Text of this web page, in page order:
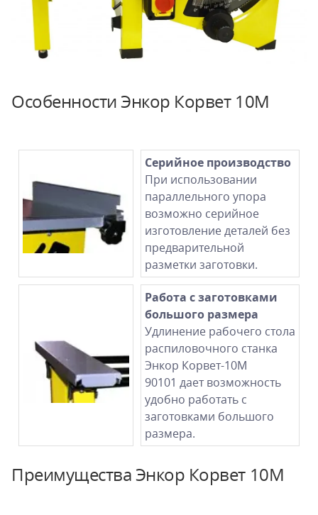
Особенности Энкор Корвет 10М
Серийное производство
При использовании
параллельного упора
возможно серийное
изготовление деталей без
предварительной
разметки заготовки.
Работа с заготовками
большого размера
Удлинение рабочего стола
распиловочного станка
Энкор Корвет-10М
90101 дает возможность
удобно работать с
заготовками большого
размера.
Преимущества Энкор Корвет 10М